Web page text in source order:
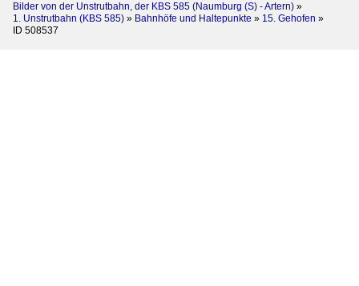
Bilder von der Unstrutbahn, der KBS 585 (Naumburg (S) - Artern) »
1. Unstrutbahn (KBS 585) » Bahnhöfe und Haltepunkte » 15. Gehofen »
ID 508537